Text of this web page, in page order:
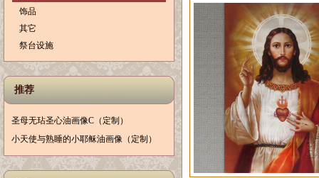
饰品
其它
祭台设施
推荐
圣母无玷圣心油画像C（定制）
小天使与熟睡的小耶稣油画像（定制）